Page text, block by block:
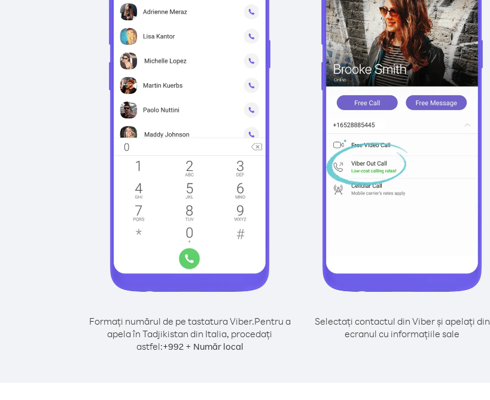
Formați numărul de pe tastatura Viber.Pentru a
apela în Tadjikistan din Italia, procedați
astfel:+992+ Număr local
Selectați contactul din Viber și apelați din
ecranul cu informațiile sale